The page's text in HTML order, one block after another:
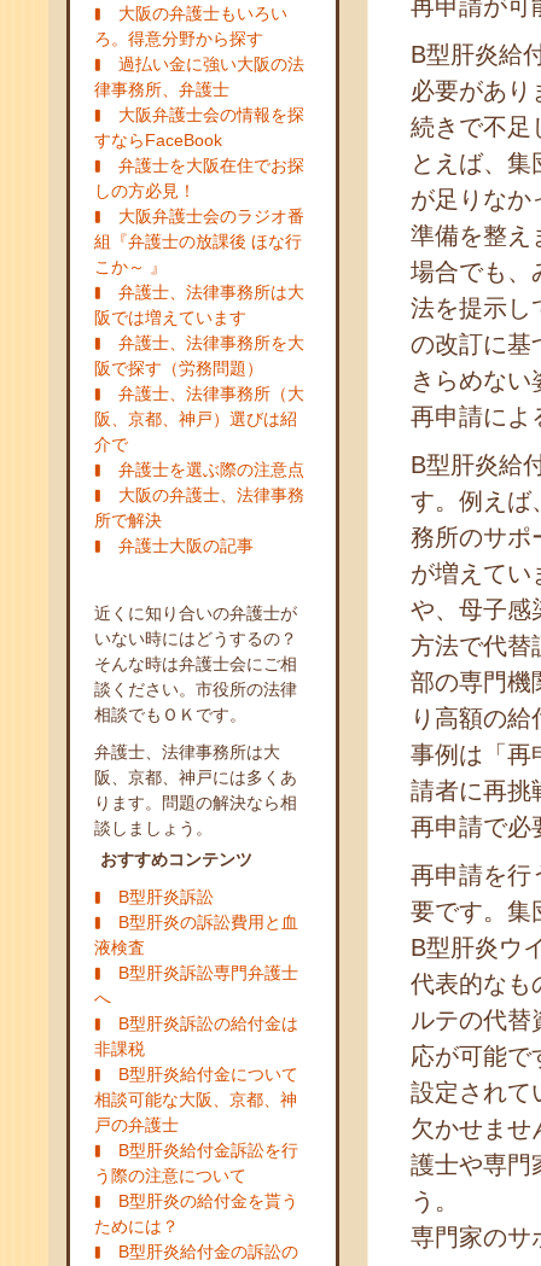
大阪の弁護士もいろい
ろ。得意分野から探す
過払い金に強い大阪の法
律事務所、弁護士
大阪弁護士会の情報を探
すならFaceBook
弁護士を大阪在住でお探
しの方必見！
大阪弁護士会のラジオ番
組『弁護士の放課後 ほな行
こか～ 』
弁護士、法律事務所は大
阪では増えています
弁護士、法律事務所を大
阪で探す（労務問題）
弁護士、法律事務所（大
阪、京都、神戸）選びは紹
介で
弁護士を選ぶ際の注意点
大阪の弁護士、法律事務
所で解決
弁護士大阪の記事
近くに知り合いの弁護士が
いない時にはどうするの？
そんな時は弁護士会にご相
談ください。市役所の法律
相談でもＯＫです。
弁護士、法律事務所は大
阪、京都、神戸には多くあ
ります。問題の解決なら相
談しましょう。
おすすめコンテンツ
B型肝炎訴訟
B型肝炎の訴訟費用と血
液検査
B型肝炎訴訟専門弁護士
へ
B型肝炎訴訟の給付金は
非課税
B型肝炎給付金について
相談可能な大阪、京都、神
戸の弁護士
B型肝炎給付金訴訟を行
う際の注意について
B型肝炎の給付金を貰う
ためには？
B型肝炎給付金の訴訟の
再申請が可
B型肝炎給
必要があり
続きで不足
とえば、
が足りなか
準備を整え
場合でも、
法を提示し
の改訂に基
きらめない
再申請によ
B型肝炎給
す。例えば
務所のサポ
が増えてい
や、母子感
方法で代替
部の専門機
り高額の
事例は「再
請者に再挑
再申請で必
再申請を行
要です。集
B型肝炎ウ
代表的なも
ルテの代替
応が可能で
設定されて
欠かせませ
護士や専門
う。
専門家のサ